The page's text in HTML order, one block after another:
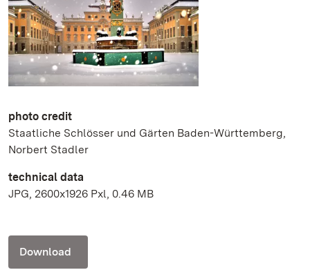
photo credit
Staatliche Schlösser und Gärten Baden-Württemberg,
Norbert Stadler
technical data
JPG, 2600x1926 Pxl, 0.46 MB
Download